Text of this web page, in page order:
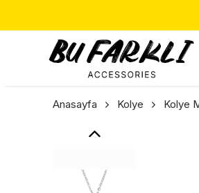
Anasayfa Kolye Kolye